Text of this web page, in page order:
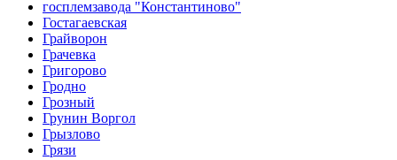
госплемзавода "Константиново"
Гостагаевская
Грайворон
Грачевка
Григорово
Гродно
Грозный
Грунин Воргол
Грызлово
Грязи